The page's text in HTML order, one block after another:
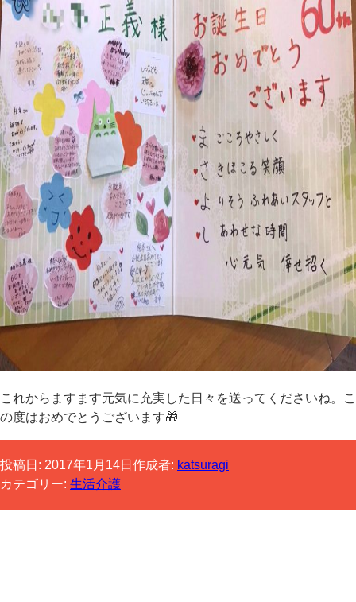
これからますます元気に充実した日々を送ってくださいね。こ
の度はおめでとうございます🎁
投稿日: 2017年1月14日 作成者: katsuragi
カテゴリー: 生活介護